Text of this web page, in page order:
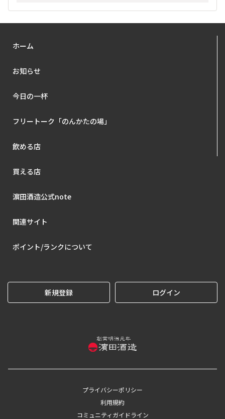
ホーム
お知らせ
今日の一杯
フリートーク「のんかたの場」
飲める店
買える店
濵田酒造公式note
関連サイト
ポイント/ランクについて
新規登録 ログイン
プライバシーポリシー
利用規約
コミュニティガイドライン